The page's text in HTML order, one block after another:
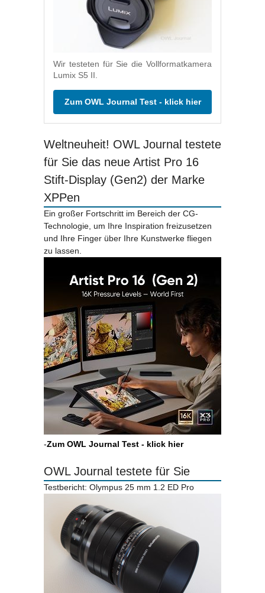
Wir testeten für Sie die Vollformatkamera
Lumix S5 II.
Zum OWL Journal Test - klick hier
Weltneuheit! OWL Journal testete
für Sie das neue Artist Pro 16
Stift-Display (Gen2) der Marke
XPPen
Ein großer Fortschritt im Bereich der CG-
Technologie, um Ihre Inspiration freizusetzen
und Ihre Finger über Ihre Kunstwerke fliegen
zu lassen.
-Zum OWL Journal Test - klick hier
OWL Journal testete für Sie
Testbericht: Olympus 25 mm 1.2 ED Pro